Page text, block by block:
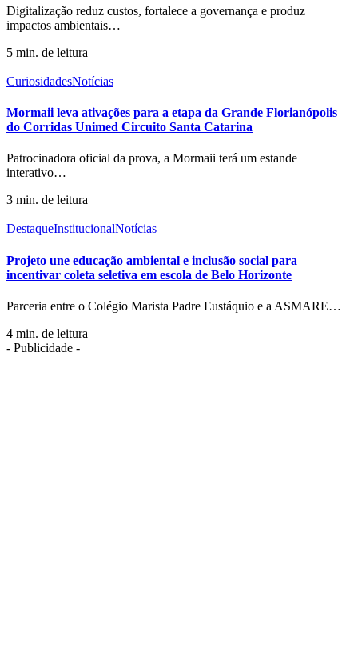
Digitalização reduz custos, fortalece a governança e produz
impactos ambientais…
5 min. de leitura
CuriosidadesNotícias
Mormaii leva ativações para a etapa da Grande Florianópolis
do Corridas Unimed Circuito Santa Catarina
Patrocinadora oficial da prova, a Mormaii terá um estande
interativo…
3 min. de leitura
DestaqueInstitucionalNotícias
Projeto une educação ambiental e inclusão social para
incentivar coleta seletiva em escola de Belo Horizonte
Parceria entre o Colégio Marista Padre Eustáquio e a ASMARE…
4 min. de leitura
- Publicidade -